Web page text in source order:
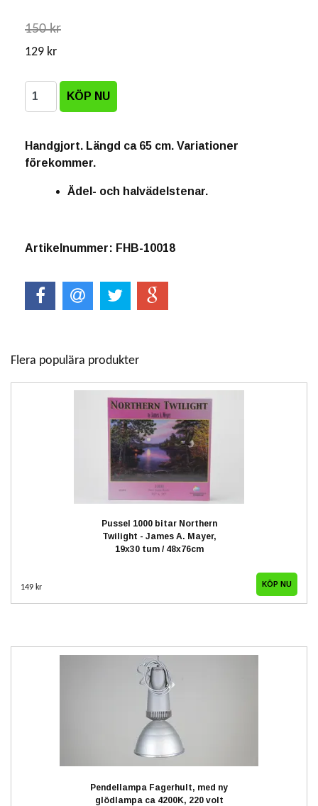
150 kr
129 kr
Handgjort. Längd ca 65 cm. Variationer
förekommer.
Ädel- och halvädelstenar.
Artikelnummer: FHB-10018
Flera populära produkter
Pussel 1000 bitar Northern
Twilight - James A. Mayer,
19x30 tum / 48x76cm
149 kr
Pendellampa Fagerhult, med ny
glödlampa ca 4200K, 220 volt